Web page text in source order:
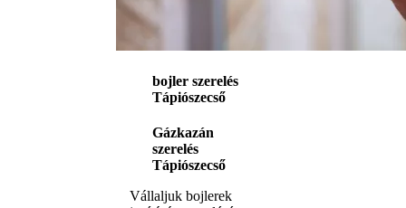
bojler szerelés
Tápiószecső
Gázkazán
szerelés
Tápiószecső
Vállaljuk bojlerek